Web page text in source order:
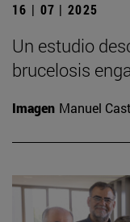
16 | 07 | 2025
Un estudio
brucelosis
Imagen Manuel